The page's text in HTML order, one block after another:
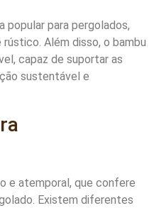
popular para pergolados,
Além disso, o bambu
capaz de suportar as
sustentável e
e atemporal, que confere
Existem diferentes